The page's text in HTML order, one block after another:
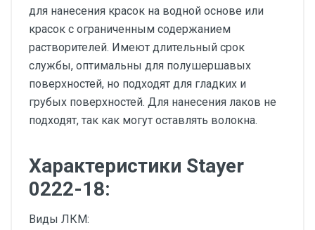
для нанесения красок на водной основе или
красок с ограниченным содержанием
растворителей. Имеют длительный срок
службы, оптимальны для полушершавых
поверхностей, но подходят для гладких и
грубых поверхностей. Для нанесения лаков не
подходят, так как могут оставлять волокна.
Характеристики Stayer
0222-18:
Виды ЛКМ: